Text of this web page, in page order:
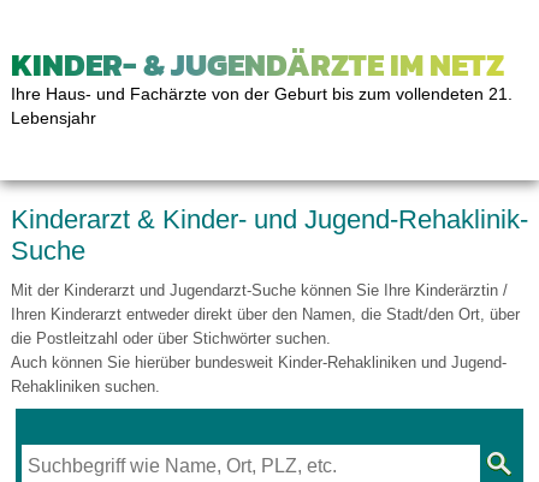
KINDER- & JUGENDÄRZTE IM NETZ
Ihre Haus- und Fachärzte von der Geburt bis zum vollendeten 21.
Lebensjahr
Kinderarzt & Kinder- und Jugend-Rehaklinik-
Suche
Mit der Kinderarzt und Jugendarzt-Suche können Sie Ihre Kinderärztin /
Ihren Kinderarzt entweder direkt über den Namen, die Stadt/den Ort, über
die Postleitzahl oder über Stichwörter suchen.
Auch können Sie hierüber bundesweit Kinder-Rehakliniken und Jugend-
Rehakliniken suchen.